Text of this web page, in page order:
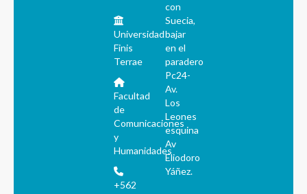
Universidad
Finis
Terrae
Facultad
de
Comunicaciones
y
Humanidades
+562
con
Suecia,
bajar
en el
paradero
Pc24-
Av.
Los
Leones
esquina
Av
Eliodoro
Yáñez.